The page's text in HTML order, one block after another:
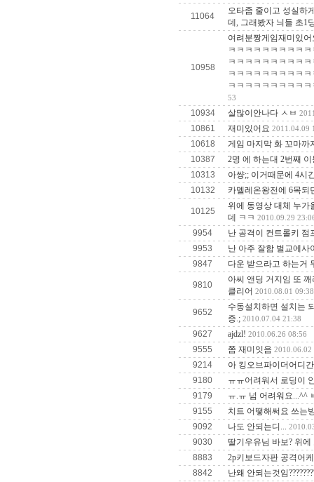
11064
오타좀 줄이고 성실하
데, 그래봤자 늬들 초1
10958
여려분짱게임재미있
ㅋㅋㅋㅋㅋㅋㅋㅋㅋ
ㅋㅋㅋㅋㅋㅋㅋㅋㅋ
ㅋㅋㅋㅋㅋㅋㅋㅋㅋ
ㅋㅋㅋㅋㅋㅋㅋㅋㅋ
53
10934 살많이안나다 ㅅㅂ
10861 재미있어요 2011.04.09
10618
게임 마지막 화 꼬마까
10387
2명 에 하는대 2번째 이
10313
아썅;; 이거때문에 4시
10132
카멜레온왕전에 6목되
10125
위에 동영상 대체 누가
데 ㅋㅋ 2010.09.29
9954
난 공격이 컨트롤키 점
9953
난 아주 잘함 벌교에사
9847
다운 받으라고 하는거
9810
아씨 앤딩 거지임 또
클리어 2010.08.01 09:38
9652
수동설치하면 설치는
증.; 2010.07.04 21:38
9627 ajdzl! 2010.06.26 08:56
9555 쫌 재미잇음 2010.06.02
9214
아 킹오브파이더어
9180
ㅠㅠ어려워서 로딩이
9179
ㅠ.ㅠ 넘 어려워요...^^
9155
치트 어떻해써요 쓰는
9092
나도 안되는디...
9030
딸기우유님 바보? 위
8883
2p키보드자판 공격어
8842
난왜 안되는것임